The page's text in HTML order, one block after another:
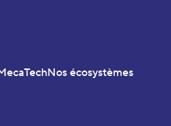
Nos écosystèmes